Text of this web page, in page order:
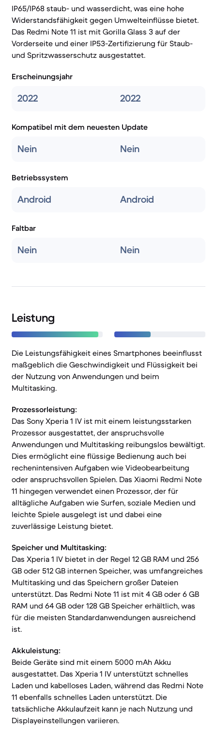
IP65/IP68 staub- und wasserdicht, was eine hohe
Widerstandsfähigkeit gegen Umwelteinflüsse bietet.
Das Redmi Note 11 ist mit Gorilla Glass 3 auf der
Vorderseite und einer IP53-Zertifizierung für Staub-
und Spritzwasserschutz ausgestattet.
Erscheinungsjahr
2022 2022
Kompatibel mit dem neuesten Update
Nein Nein
Betriebssystem
Android Android
Faltbar
Nein Nein
Leistung
Die Leistungsfähigkeit eines Smartphones beeinflusst
maßgeblich die Geschwindigkeit und Flüssigkeit bei
der Nutzung von Anwendungen und beim
Multitasking.
Prozessorleistung:
Das Sony Xperia 1 IV ist mit einem leistungsstarken
Prozessor ausgestattet, der anspruchsvolle
Anwendungen und Multitasking reibungslos bewältigt.
Dies ermöglicht eine flüssige Bedienung auch bei
rechenintensiven Aufgaben wie Videobearbeitung
oder anspruchsvollen Spielen. Das Xiaomi Redmi Note
11 hingegen verwendet einen Prozessor, der für
alltägliche Aufgaben wie Surfen, soziale Medien und
leichte Spiele ausgelegt ist und dabei eine
zuverlässige Leistung bietet.
Speicher und Multitasking:
Das Xperia 1 IV bietet in der Regel 12 GB RAM und 256
GB oder 512 GB internen Speicher, was umfangreiches
Multitasking und das Speichern großer Dateien
unterstützt. Das Redmi Note 11 ist mit 4 GB oder 6 GB
RAM und 64 GB oder 128 GB Speicher erhältlich, was
für die meisten Standardanwendungen ausreichend
ist.
Akkuleistung:
Beide Geräte sind mit einem 5000 mAh Akku
ausgestattet. Das Xperia 1 IV unterstützt schnelles
Laden und kabelloses Laden, während das Redmi Note
11 ebenfalls schnelles Laden unterstützt. Die
tatsächliche Akkulaufzeit kann je nach Nutzung und
Displayeinstellungen variieren.